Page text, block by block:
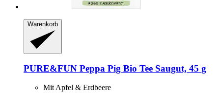
Warenkorb
PURE&FUN Peppa Pig Bio Tee Saugut, 45 g
Mit Apfel & Erdbeere